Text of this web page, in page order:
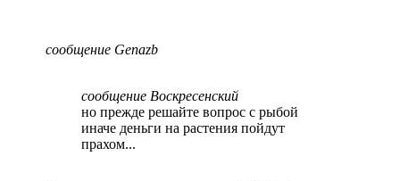
сообщение Genazb
сообщение Воскресенский
но прежде решайте вопрос с рыбой
иначе деньги на растения пойдут
прахом...